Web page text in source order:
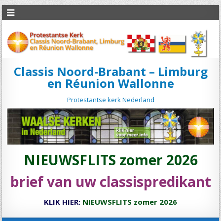
Classis Noord-Brabant – Limburg
en Réunion Wallonne
Protestantse kerk Nederland
NIEUWSFLITS zomer 2026
brief van uw classispredikant
KLIK HIER: NIEUWSFLITS zomer 2026